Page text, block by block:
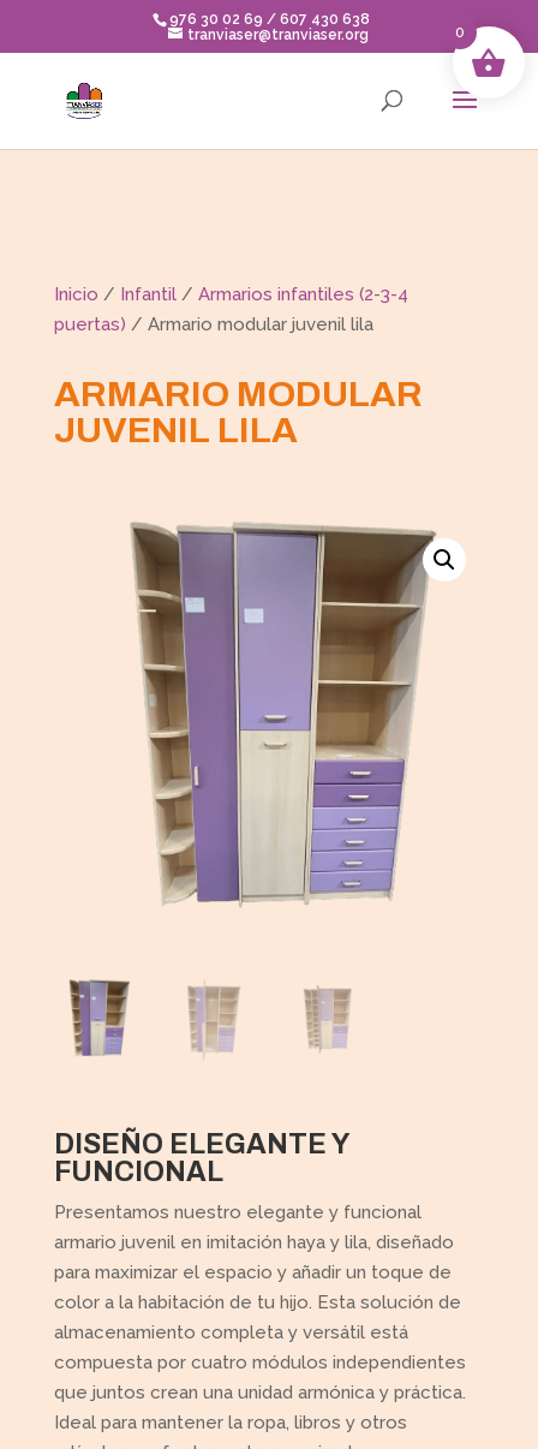
content
976 30 02 69 / 607 430 638
tranviaser@tranviaser.org
Inicio / Infantil/ Armarios infantiles (2-3-4
puertas) / Armario modular juvenil lila
ARMARIO MODULAR
JUVENIL LILA
DISEÑO ELEGANTE Y
FUNCIONAL
Presentamos nuestro elegante y funcional
armario juvenil en imitación haya y lila, diseñado
para maximizar el espacio y añadir un toque de
color a la habitación de tu hijo. Esta solución de
almacenamiento completa y versátil está
compuesta por cuatro módulos independientes
que juntos crean una unidad armónica y práctica.
Ideal para mantener la ropa, libros y otros
0